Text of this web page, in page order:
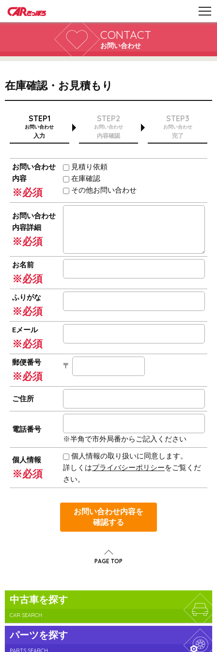
CONTACT
お問い合わせ
在庫確認・お見積もり
STEP1
お問い合わせ
入力
STEP2
お問い合わせ
内容確認
STEP3
お問い合わせ
完了
お問い合わせ
内容
※必須
見積り依頼
在庫確認
その他お問い合わせ
お問い合わせ
内容詳細
※必須
お名前
※必須
ふりがな
※必須
Eメール
※必須
郵便番号
※必須
〒
ご住所
電話番号
※半角で市外局番からご記入ください
個人情報
※必須
個人情報の取り扱いに同意します。
詳しくはプライバシーポリシーをご覧くだ
さい。
お問い合わせ内容を
確認する
PAGE TOP
中古車を探す
CAR SEARCH
パーツを探す
PARTS SEARCH